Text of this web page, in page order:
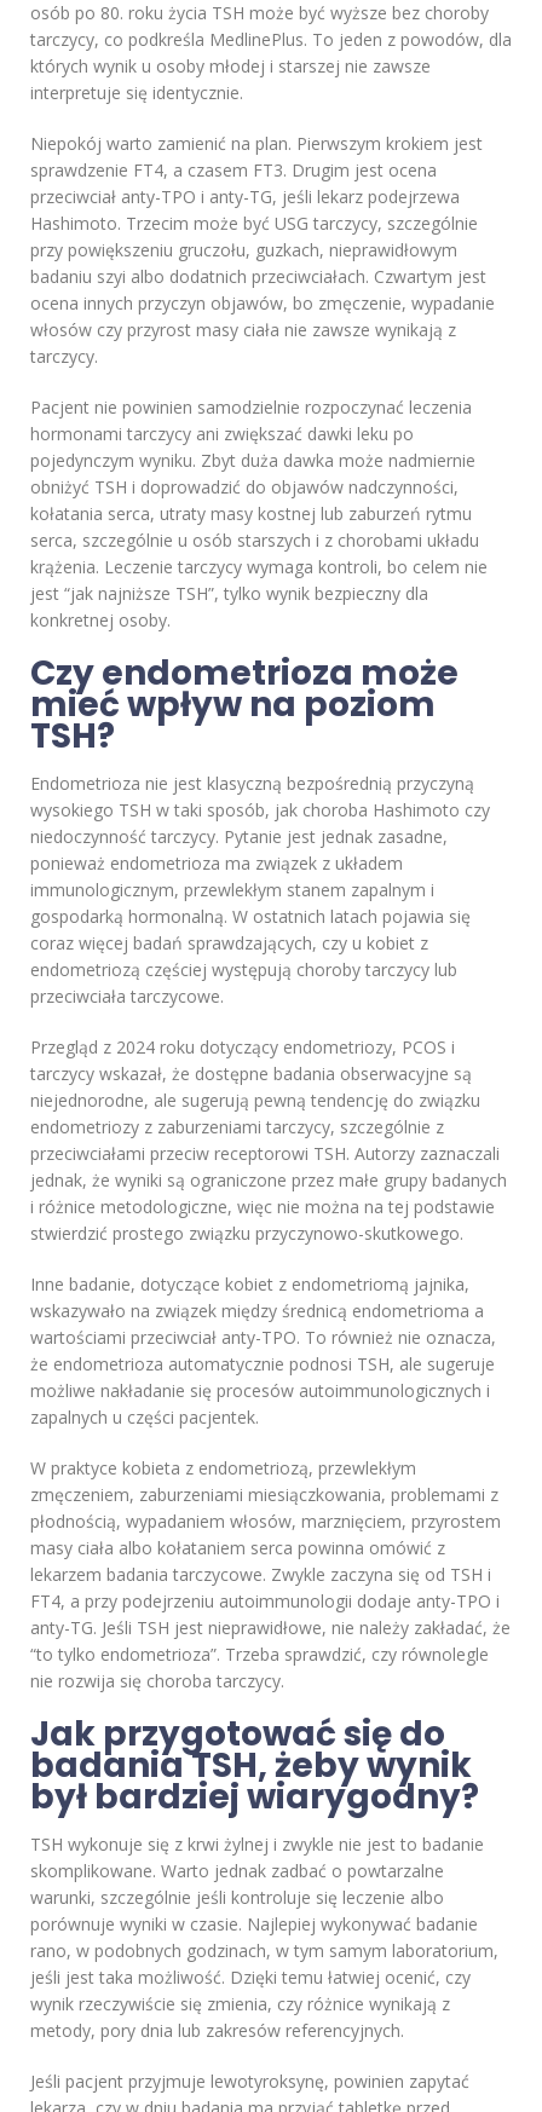
osób po 80. roku życia TSH może być wyższe bez choroby
tarczycy, co podkreśla MedlinePlus. To jeden z powodów, dla
których wynik u osoby młodej i starszej nie zawsze
interpretuje się identycznie.
Niepokój warto zamienić na plan. Pierwszym krokiem jest
sprawdzenie FT4, a czasem FT3. Drugim jest ocena
przeciwciał anty-TPO i anty-TG, jeśli lekarz podejrzewa
Hashimoto. Trzecim może być USG tarczycy, szczególnie
przy powiększeniu gruczołu, guzkach, nieprawidłowym
badaniu szyi albo dodatnich przeciwciałach. Czwartym jest
ocena innych przyczyn objawów, bo zmęczenie, wypadanie
włosów czy przyrost masy ciała nie zawsze wynikają z
tarczycy.
Pacjent nie powinien samodzielnie rozpoczynać leczenia
hormonami tarczycy ani zwiększać dawki leku po
pojedynczym wyniku. Zbyt duża dawka może nadmiernie
obniżyć TSH i doprowadzić do objawów nadczynności,
kołatania serca, utraty masy kostnej lub zaburzeń rytmu
serca, szczególnie u osób starszych i z chorobami układu
krążenia. Leczenie tarczycy wymaga kontroli, bo celem nie
jest “jak najniższe TSH”, tylko wynik bezpieczny dla
konkretnej osoby.
Czy endometrioza może
mieć wpływ na poziom
TSH?
Endometrioza nie jest klasyczną bezpośrednią przyczyną
wysokiego TSH w taki sposób, jak choroba Hashimoto czy
niedoczynność tarczycy. Pytanie jest jednak zasadne,
ponieważ endometrioza ma związek z układem
immunologicznym, przewlekłym stanem zapalnym i
gospodarką hormonalną. W ostatnich latach pojawia się
coraz więcej badań sprawdzających, czy u kobiet z
endometriozą częściej występują choroby tarczycy lub
przeciwciała tarczycowe.
Przegląd z 2024 roku dotyczący endometriozy, PCOS i
tarczycy wskazał, że dostępne badania obserwacyjne są
niejednorodne, ale sugerują pewną tendencję do związku
endometriozy z zaburzeniami tarczycy, szczególnie z
przeciwciałami przeciw receptorowi TSH. Autorzy zaznaczali
jednak, że wyniki są ograniczone przez małe grupy badanych
i różnice metodologiczne, więc nie można na tej podstawie
stwierdzić prostego związku przyczynowo-skutkowego.
Inne badanie, dotyczące kobiet z endometriomą jajnika,
wskazywało na związek między średnicą endometrioma a
wartościami przeciwciał anty-TPO. To również nie oznacza,
że endometrioza automatycznie podnosi TSH, ale sugeruje
możliwe nakładanie się procesów autoimmunologicznych i
zapalnych u części pacjentek.
W praktyce kobieta z endometriozą, przewlekłym
zmęczeniem, zaburzeniami miesiączkowania, problemami z
płodnością, wypadaniem włosów, marznięciem, przyrostem
masy ciała albo kołataniem serca powinna omówić z
lekarzem badania tarczycowe. Zwykle zaczyna się od TSH i
FT4, a przy podejrzeniu autoimmunologii dodaje anty-TPO i
anty-TG. Jeśli TSH jest nieprawidłowe, nie należy zakładać, że
“to tylko endometrioza”. Trzeba sprawdzić, czy równolegle
nie rozwija się choroba tarczycy.
Jak przygotować się do
badania TSH, żeby wynik
był bardziej wiarygodny?
TSH wykonuje się z krwi żylnej i zwykle nie jest to badanie
skomplikowane. Warto jednak zadbać o powtarzalne
warunki, szczególnie jeśli kontroluje się leczenie albo
porównuje wyniki w czasie. Najlepiej wykonywać badanie
rano, w podobnych godzinach, w tym samym laboratorium,
jeśli jest taka możliwość. Dzięki temu łatwiej ocenić, czy
wynik rzeczywiście się zmienia, czy różnice wynikają z
metody, pory dnia lub zakresów referencyjnych.
Jeśli pacjent przyjmuje lewotyroksynę, powinien zapytać